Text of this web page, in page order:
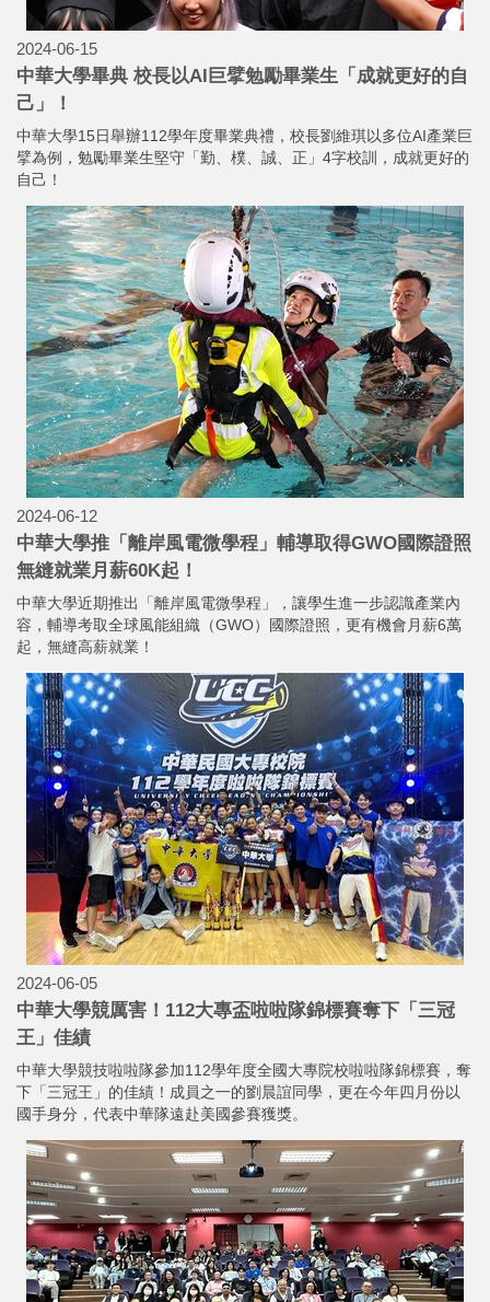
2024-06-15
中華大學畢典 校長以AI巨擘勉勵畢業生「成就更好的自
己」！
中華大學15日舉辦112學年度畢業典禮，校長劉維琪以多位AI產業巨
擘為例，勉勵畢業生堅守「勤、樸、誠、正」4字校訓，成就更好的
自己！
2024-06-12
中華大學推「離岸風電微學程」輔導取得GWO國際證照
無縫就業月薪60K起！
中華大學近期推出「離岸風電微學程」，讓學生進一步認識產業內
容，輔導考取全球風能組織（GWO）國際證照，更有機會月薪6萬
起，無縫高薪就業！
2024-06-05
中華大學競厲害！112大專盃啦啦隊錦標賽奪下「三冠
王」佳績
中華大學競技啦啦隊參加112學年度全國大專院校啦啦隊錦標賽，奪
下「三冠王」的佳績！成員之一的劉晨誼同學，更在今年四月份以
國手身分，代表中華隊遠赴美國參賽獲獎。